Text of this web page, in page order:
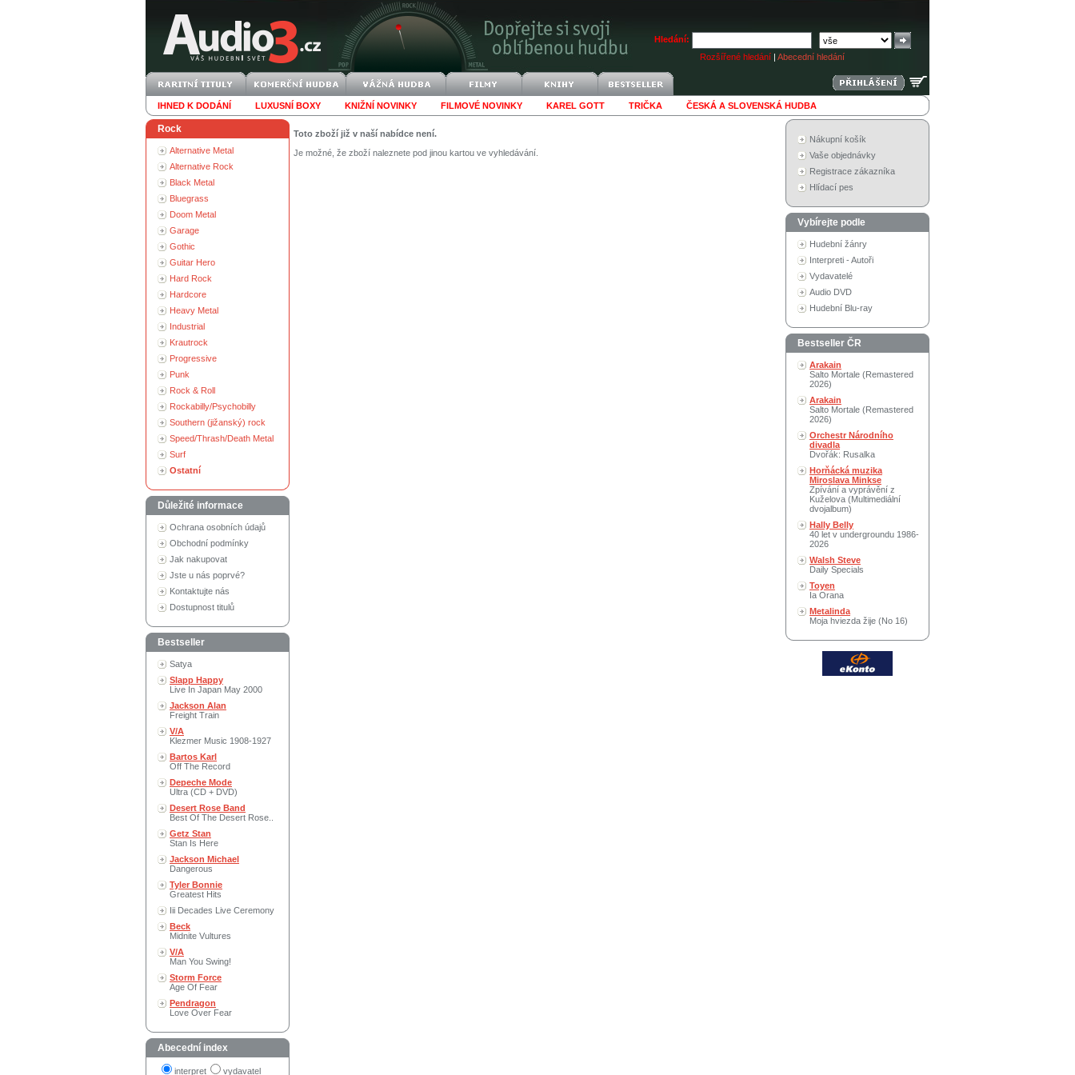
Hledání:
Rozšířené hledání | Abecední hledání
IHNED K DODÁNÍ LUXUSNÍ BOXY KNIŽNÍ NOVINKY FILMOVÉ NOVINKY KAREL GOTT TRIČKA ČESKÁ A SLOVENSKÁ HUDBA
Rock
Alternative Metal
Alternative Rock
Black Metal
Bluegrass
Doom Metal
Garage
Gothic
Guitar Hero
Hard Rock
Hardcore
Heavy Metal
Industrial
Krautrock
Progressive
Punk
Rock & Roll
Rockabilly/Psychobilly
Southern (jižanský) rock
Speed/Thrash/Death Metal
Surf
Ostatní
Důležité informace
Ochrana osobních údajů
Obchodní podmínky
Jak nakupovat
Jste u nás poprvé?
Kontaktujte nás
Dostupnost titulů
Bestseller
Satya
Slapp Happy
Live In Japan May 2000
Jackson Alan
Freight Train
V/A
Klezmer Music 1908-1927
Bartos Karl
Off The Record
Depeche Mode
Ultra (CD + DVD)
Desert Rose Band
Best Of The Desert Rose..
Getz Stan
Stan Is Here
Jackson Michael
Dangerous
Tyler Bonnie
Greatest Hits
Iii Decades Live Ceremony
Beck
Midnite Vultures
V/A
Man You Swing!
Storm Force
Age Of Fear
Pendragon
Love Over Fear
Abecední index
interpret vydavatel
Toto zboží již v naší nabídce není.
Je možné, že zboží naleznete pod jinou kartou ve vyhledávání.
Nákupní košík
Vaše objednávky
Registrace zákazníka
Hlídací pes
Vybírejte podle
Hudební žánry
Interpreti - Autoři
Vydavatelé
Audio DVD
Hudební Blu-ray
Bestseller ČR
Arakain
Salto Mortale (Remastered
2026)
Arakain
Salto Mortale (Remastered
2026)
Orchestr Národního
divadla
Dvořák: Rusalka
Horňácká muzika
Miroslava Minkse
Zpívání a vyprávění z
Kuželova (Multimediální
dvojalbum)
Hally Belly
40 let v undergroundu 1986-
2026
Walsh Steve
Daily Specials
Toyen
Ia Orana
Metalinda
Moja hviezda žije (No 16)